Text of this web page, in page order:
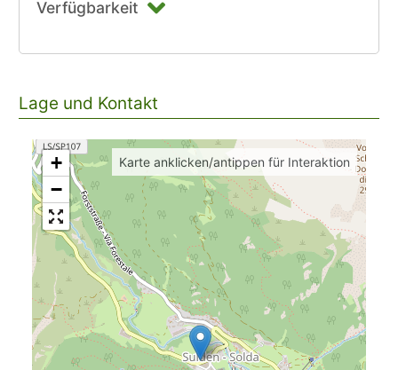
Verfügbarkeit
Lage und Kontakt
+
−
Karte anklicken/antippen für Interaktion